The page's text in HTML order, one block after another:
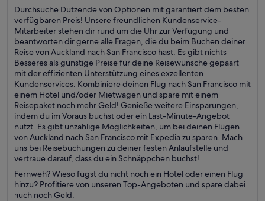
Durchsuche Dutzende von Optionen mit garantiert dem besten
verfügbaren Preis! Unsere freundlichen Kundenservice-
Mitarbeiter stehen dir rund um die Uhr zur Verfügung und
beantworten dir gerne alle Fragen, die du beim Buchen deiner
Reise von Auckland nach San Francisco hast. Es gibt nichts
Besseres als günstige Preise für deine Reisewünsche gepaart
mit der effizienten Unterstützung eines exzellenten
Kundenservices. Kombiniere deinen Flug nach San Francisco mit
einem Hotel und/oder Mietwagen und spare mit einem
Reisepaket noch mehr Geld! Genieße weitere Einsparungen,
indem du im Voraus buchst oder ein Last-Minute-Angebot
nutzt. Es gibt unzählige Möglichkeiten, um bei deinen Flügen
von Auckland nach San Francisco mit Expedia zu sparen. Mach
uns bei Reisebuchungen zu deiner festen Anlaufstelle und
vertraue darauf, dass du ein Schnäppchen buchst!
Fernweh? Wieso fügst du nicht noch ein Hotel oder einen Flug
hinzu? Profitiere von unseren Top-Angeboten und spare dabei
auch noch Geld.